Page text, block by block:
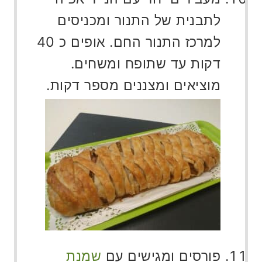
לתבנית של התנור ומכניסים
למרכז התנור החם. אופים כ 40
דקות עד שתופח ומשחים.
מוציאים ומצננים מספר דקות.
פורסים ומגישים עם שמנת